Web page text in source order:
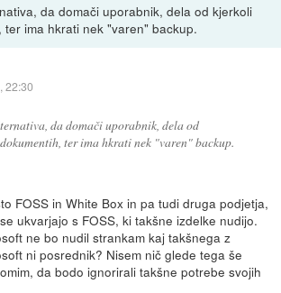
da domači uporabnik, dela od kjerkoli
ter ima hkrati nek "varen" backup.
22:30
da domači uporabnik, dela od
ter ima hkrati nek "varen" backup.
FOSS in White Box in pa tudi druga podjetja,
ukvarjajo s FOSS, ki takšne izdelke nudijo.
ne bo nudil strankam kaj takšnega z
ni posrednik? Nisem nič glede tega še
da bodo ignorirali takšne potrebe svojih